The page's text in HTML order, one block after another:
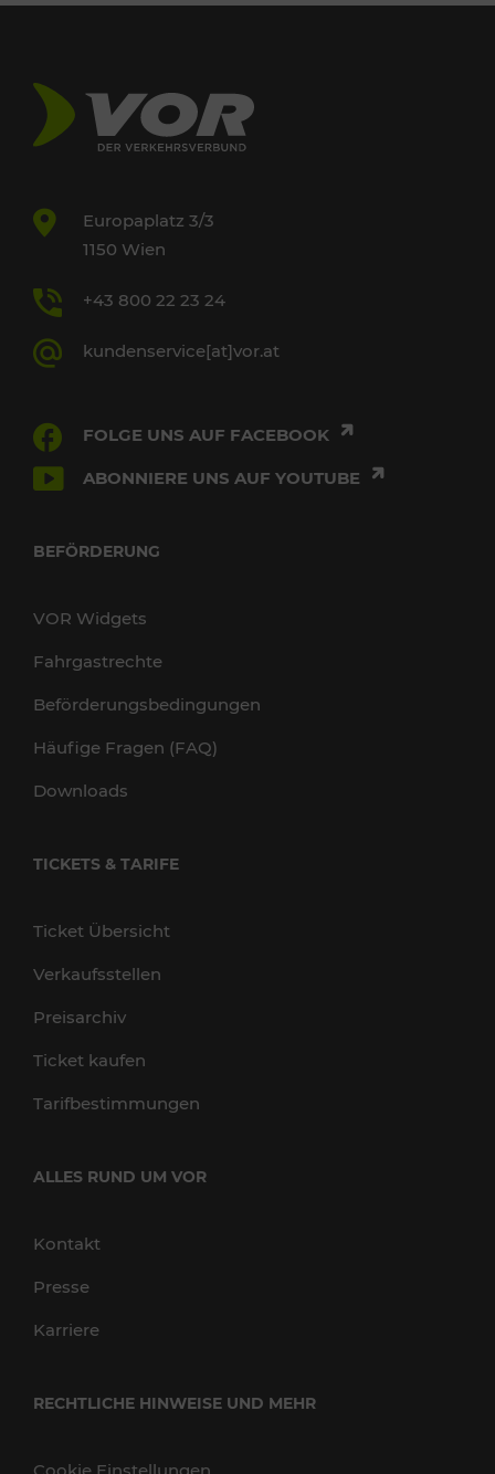
Europaplatz 3/3
1150 Wien
+43 800 22 23 24
kundenservice[at]vor.at
FOLGE UNS AUF FACEBOOK
ABONNIERE UNS AUF YOUTUBE
BEFÖRDERUNG
VOR Widgets
Fahrgastrechte
Beförderungsbedingungen
Häufige Fragen (FAQ)
Downloads
TICKETS & TARIFE
Ticket Übersicht
Verkaufsstellen
Preisarchiv
Ticket kaufen
Tarifbestimmungen
ALLES RUND UM VOR
Kontakt
Presse
Karriere
RECHTLICHE HINWEISE UND MEHR